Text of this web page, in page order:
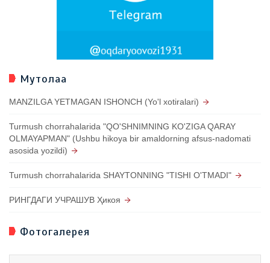
Мутолаа
MANZILGA YETMAGAN ISHONCH (Yo'l xotiralari)
Turmush chorrahalarida "QO'SHNIMNING KO'ZIGA QARAY
OLMAYAPMAN" (Ushbu hikoya bir amaldorning afsus-nadomati
asosida yozildi)
Turmush chorrahalarida SHAYTONNING "TISHI O'TMADI"
РИНГДАГИ УЧРАШУВ Ҳикоя
Фотогалерея